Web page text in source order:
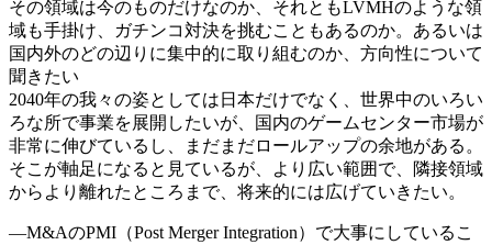
その領域は今のものだけなのか、それともLVMHのような領
域も手掛け、ガチンコ対決を挑むこともあるのか。あるいは
国内外のどの辺りに集中的に取り組むのか、方向性について
聞きたい
2040年の我々の姿としては日本だけでなく、世界中のいろい
ろな所で事業を展開したいが、国内のゲームセンター市場が
非常に伸びているし、まだまだロールアップの余地がある。
そこが軸足になると見ているが、より広い範囲で、隣接領域
からより離れたところまで、将来的には広げていきたい。
―M&AのPMI（Post Merger Integration）で大事にしているこ